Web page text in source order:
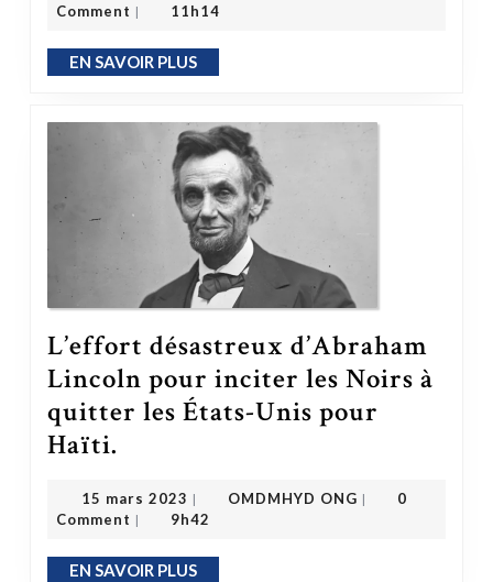
Comment | 11h14
EN SAVOIR PLUSEN SAVOIR PLUS
L’effort désastreux d’Abraham
Lincoln pour inciter les Noirs à
quitter les États-Unis pour
Haïti.
15 mars 2023 | OMDMHYD ONG |
0
Comment | 9h42
EN SAVOIR PLUSEN SAVOIR PLUS